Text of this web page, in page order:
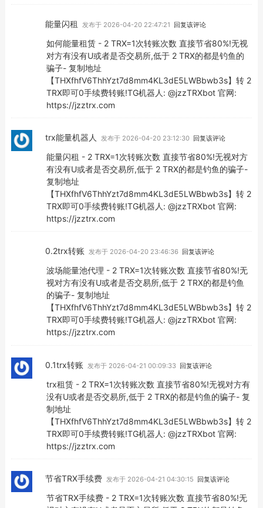
能量闪租 发布于 2026-04-20 22:47:21 回复该评论
如何能量租赁 - 2 TRX=1次转账次数 直接节省80%!无视
对方有没有U或者是否交易所,低于 2 TRX的都是钓鱼的
骗子- 复制地址
【THXfhfV6ThhYzt7d8mm4KL3dE5LWBbwb3s】转 2
TRX即可0手续费转账!TG机器人: @jzzTRXbot 官网:
https://jzztrx.com
trx能量机器人 发布于 2026-04-20 23:12:30 回复该评论
能量闪租 - 2 TRX=1次转账次数 直接节省80%!无视对方
有没有U或者是否交易所,低于 2 TRX的都是钓鱼的骗子-
复制地址
【THXfhfV6ThhYzt7d8mm4KL3dE5LWBbwb3s】转 2
TRX即可0手续费转账!TG机器人: @jzzTRXbot 官网:
https://jzztrx.com
0.2trx转账 发布于 2026-04-20 23:46:36 回复该评论
波场能量池代理 - 2 TRX=1次转账次数 直接节省80%!无
视对方有没有U或者是否交易所,低于 2 TRX的都是钓鱼
的骗子- 复制地址
【THXfhfV6ThhYzt7d8mm4KL3dE5LWBbwb3s】转 2
TRX即可0手续费转账!TG机器人: @jzzTRXbot 官网:
https://jzztrx.com
0.1trx转账 发布于 2026-04-21 00:09:33 回复该评论
trx租赁 - 2 TRX=1次转账次数 直接节省80%!无视对方有
没有U或者是否交易所,低于 2 TRX的都是钓鱼的骗子- 复
制地址
【THXfhfV6ThhYzt7d8mm4KL3dE5LWBbwb3s】转 2
TRX即可0手续费转账!TG机器人: @jzzTRXbot 官网:
https://jzztrx.com
节省TRX手续费 发布于 2026-04-21 04:30:15 回复该评论
节省TRX手续费 - 2 TRX=1次转账次数 直接节省80%!无